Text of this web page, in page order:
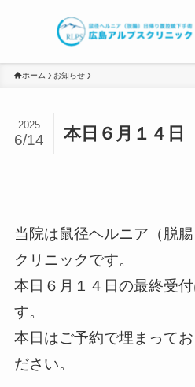
ホーム お知らせ
本日６月１４日
2025
6/14
当院は鼠径ヘルニア（脱
クリニックです。
本日６月１４日の最終受
す。
本日はご予約で埋まって
ださい。